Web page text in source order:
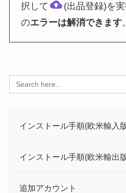
択して
(出品登録)を
のエラーは解消できます。
for:
インストール手順(欧米輸入
インストール手順(欧米輸出
追加アカウント